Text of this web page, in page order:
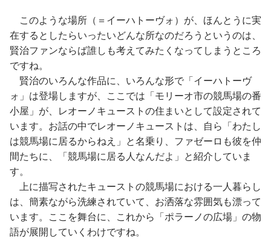
このような場所（＝イーハトーヴォ）が、ほんとうに実
在するとしたらいったいどんな所なのだろうというのは、
賢治ファンならば誰しも考えてみたくなってしまうところ
ですね。
賢治のいろんな作品に、いろんな形で「イーハトーヴ
ォ」は登場しますが、ここでは「モリーオ市の競馬場の番
小屋」が、レオーノキューストの住まいとして設定されて
います。お話の中でレオーノキューストは、自ら「わたし
は競馬場に居るからねえ」と名乗り、ファゼーロも彼を仲
間たちに、「競馬場に居る人なんだよ」と紹介していま
す。
上に描写されたキューストの競馬場における一人暮らし
は、簡素ながら洗練されていて、お洒落な雰囲気も漂って
います。ここを舞台に、これから「ポラーノの広場」の物
語が展開していくわけですね。